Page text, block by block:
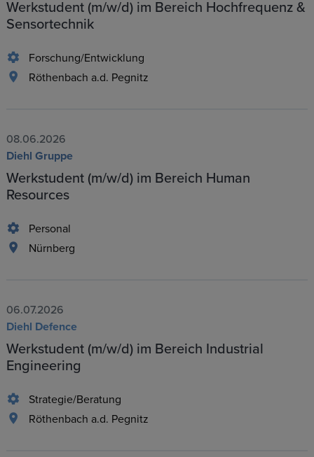
Werkstudent (m/w/d) im Bereich Hochfrequenz &
Sensortechnik
Forschung/Entwicklung
Röthenbach a.d. Pegnitz
08.06.2026
Diehl Gruppe
Werkstudent (m/w/d) im Bereich Human
Resources
Personal
Nürnberg
06.07.2026
Diehl Defence
Werkstudent (m/w/d) im Bereich Industrial
Engineering
Strategie/Beratung
Röthenbach a.d. Pegnitz